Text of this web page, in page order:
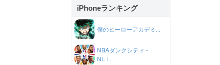
iPhoneランキング
僕のヒーローアカデミ...
NBAダンクシティ -
NET...